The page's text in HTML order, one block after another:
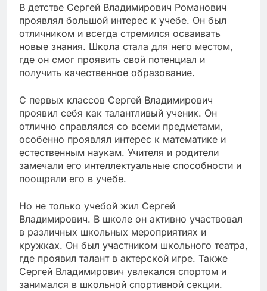
В детстве Сергей Владимирович Романович
проявлял большой интерес к учебе. Он был
отличником и всегда стремился осваивать
новые знания. Школа стала для него местом,
где он смог проявить свой потенциал и
получить качественное образование.
С первых классов Сергей Владимирович
проявил себя как талантливый ученик. Он
отлично справлялся со всеми предметами,
особенно проявлял интерес к математике и
естественным наукам. Учителя и родители
замечали его интеллектуальные способности и
поощряли его в учебе.
Но не только учебой жил Сергей
Владимирович. В школе он активно участвовал
в различных школьных мероприятиях и
кружках. Он был участником школьного театра,
где проявил талант в актерской игре. Также
Сергей Владимирович увлекался спортом и
занимался в школьной спортивной секции.